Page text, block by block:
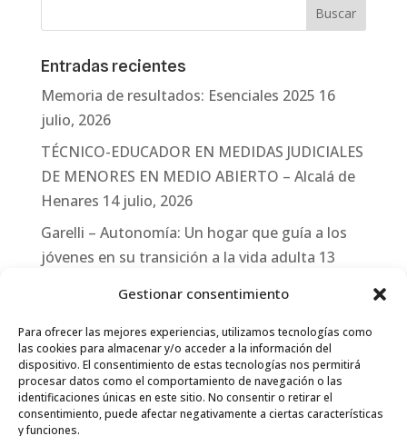
Gestionar consentimiento
Para ofrecer las mejores experiencias, utilizamos tecnologías como
las cookies para almacenar y/o acceder a la información del
dispositivo. El consentimiento de estas tecnologías nos permitirá
procesar datos como el comportamiento de navegación o las
identificaciones únicas en este sitio. No consentir o retirar el
consentimiento, puede afectar negativamente a ciertas características
y funciones.
Entradas recientes
Memoria de resultados: Esenciales 2025 16
julio, 2026
TÉCNICO-EDUCADOR EN MEDIDAS JUDICIALES
DE MENORES EN MEDIO ABIERTO – Alcalá de
Henares 14 julio, 2026
Garelli – Autonomía: Un hogar que guía a los
jóvenes en su transición a la vida adulta 13
Garelli-Refugio: Acciones de empleo en el
marco del Sistema de Acogida de Protección
Internacional 10 julio, 2026